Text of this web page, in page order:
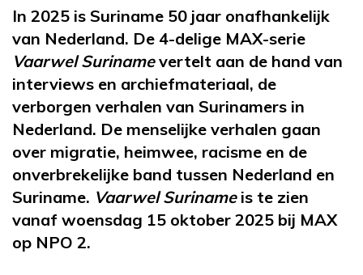
In 2025 is Suriname 50 jaar onafhankelijk
van Nederland. De 4-delige MAX-serie
Vaarwel Surinamevertelt aan de hand van
interviews en archiefmateriaal, de
verborgen verhalen van Surinamers in
Nederland. De menselijke verhalen gaan
over migratie, heimwee, racisme en de
onverbrekelijke band tussen Nederland en
Suriname. Vaarwel Surinameis te zien
vanaf woensdag 15 oktober 2025 bij MAX
op NPO 2.